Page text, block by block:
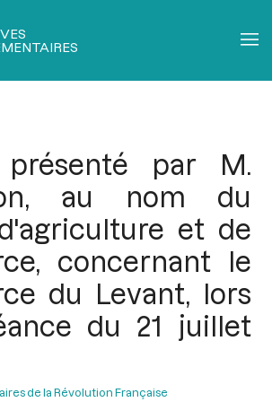
présenté par M.
au nom du
et de
concernant le
du Levant, lors
du 21 juillet
de la Révolution Française